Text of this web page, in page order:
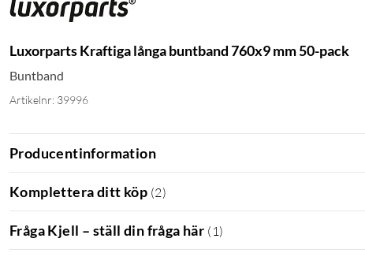
Luxorparts Kraftiga långa buntband 760x9 mm 50-pack
Buntband
Artikelnr: 39996
Producentinformation
Komplettera ditt köp (2)
Fråga Kjell – ställ din fråga här ( 1 )